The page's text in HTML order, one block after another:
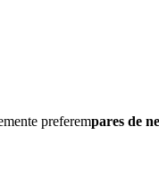
preferempares de